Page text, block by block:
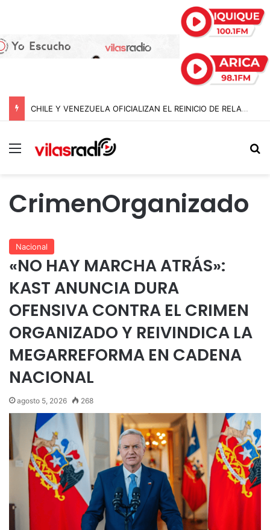
CHILE Y VENEZUELA OFICIALIZAN EL REINICIO DE RELACIONES CONSULARES Y AVANZAN HACIA LA NORMALIZACIÓN DE VÍNCULOS BILATERALES
Menú
CrimenOrganizado
Nacional
«NO HAY MARCHA ATRÁS»:
KAST ANUNCIA DURA
OFENSIVA CONTRA EL CRIMEN
ORGANIZADO Y REIVINDICA LA
MEGARREFORMA EN CADENA
NACIONAL
agosto 5, 2026 268